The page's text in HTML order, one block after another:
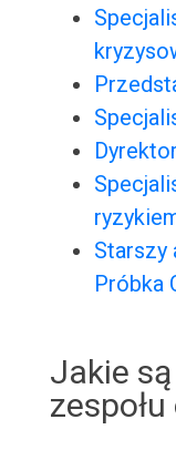
Starszy
Próbka
Jakie